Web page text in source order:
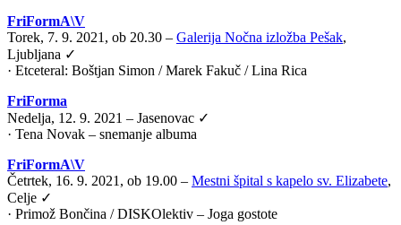
FriFormA\V
Torek, 7. 9. 2021, ob 20.30 – Galerija Nočna izložba Pešak,
Ljubljana ✓
· Etceteral: Boštjan Simon / Marek Fakuč / Lina Rica
FriForma
Nedelja, 12. 9. 2021 – Jasenovac ✓
· Tena Novak – snemanje albuma
FriFormA\V
Četrtek, 16. 9. 2021, ob 19.00 – Mestni špital s kapelo sv. Elizabete,
Celje ✓
· Primož Bončina / DISKOlektiv – Joga gostote